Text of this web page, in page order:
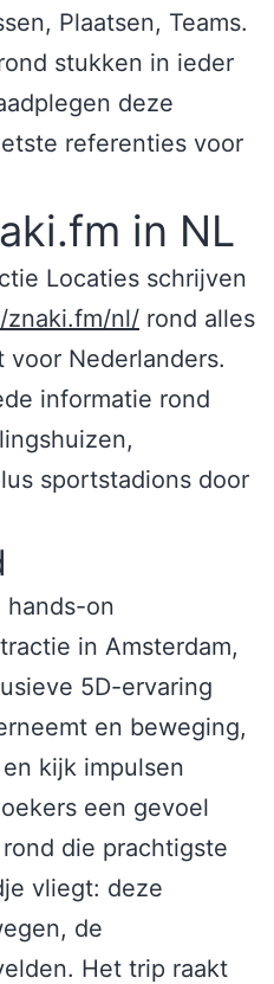
Plaatsen, Teams.
stukken in ieder
deze
referenties voor
in NL
Locaties schrijven
znaki.fm/nl/ rond alles
Nederlanders.
informatie rond
sportstadions door
hands-on
in Amsterdam,
5D-ervaring
en beweging,
kijk impulsen
een gevoel
die prachtigste
vliegt: deze
de
Het trip raakt